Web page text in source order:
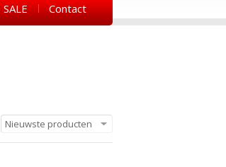
SALE Contact
Nieuwste producten